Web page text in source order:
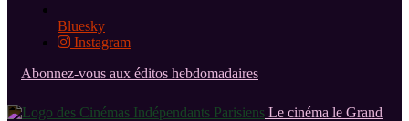
Bluesky
Instagram
Abonnez-vous aux éditos hebdomadaires
Le cinéma le Grand